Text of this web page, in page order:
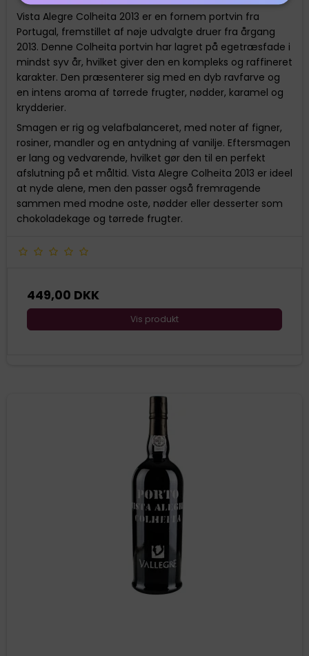
Vista Alegre Colheita 2013 er en fornem portvin fra
Portugal, fremstillet af nøje udvalgte druer fra årgang
2013. Denne Colheita portvin har lagret på egetræsfade i
mindst syv år, hvilket giver den en kompleks og raffineret
karakter. Den præsenterer sig med en dyb ravfarve og
en intens aroma af tørrede frugter, nødder, karamel og
krydderier.
Smagen er rig og velafbalanceret, med noter af figner,
rosiner, mandler og en antydning af vanilje. Eftersmagen
er lang og vedvarende, hvilket gør den til en perfekt
afslutning på et måltid. Vista Alegre Colheita 2013 er ideel
at nyde alene, men den passer også fremragende
sammen med modne oste, nødder eller desserter som
chokoladekage og tørrede frugter.
449,00 DKK
Vis produkt